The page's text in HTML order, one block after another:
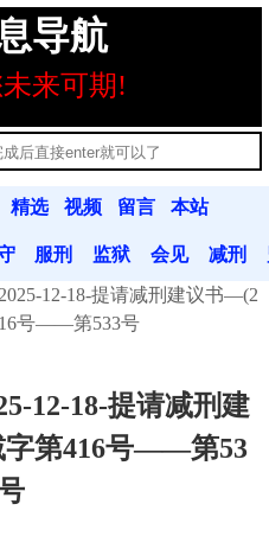
导航
来可期!
精选
文章
视频
分享
留言
本
本站
公告
服刑
人员
监狱
联系
会见
信息
减刑
假释
12-18-提请减刑建议书—(2
号——第533号
12-18-提请减刑建
字第416号——第53